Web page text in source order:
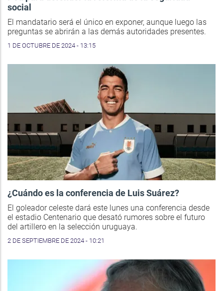
social
El mandatario será el único en exponer, aunque luego las
preguntas se abrirán a las demás autoridades presentes.
1 DE OCTUBRE DE 2024 - 13:15
¿Cuándo es la conferencia de Luis Suárez?
El goleador celeste dará este lunes una conferencia desde
el estadio Centenario que desató rumores sobre el futuro
del artillero en la selección uruguaya.
2 DE SEPTIEMBRE DE 2024 - 10:21